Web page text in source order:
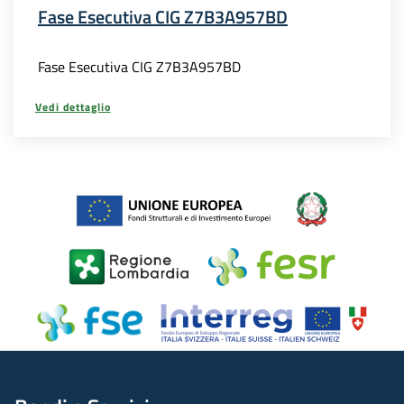
Fase Esecutiva CIG Z7B3A957BD
Fase Esecutiva CIG Z7B3A957BD
Vedi dettaglio